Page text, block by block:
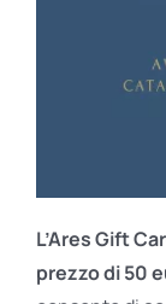
L’Ares Gift
prezzo di 50